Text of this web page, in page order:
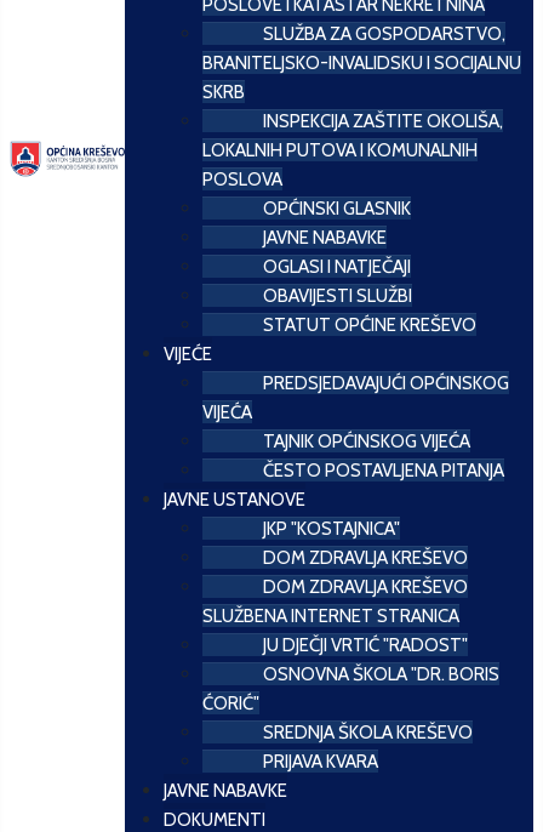
POSLOVE I KATASTAR NEKRETNINA
SLUŽBA ZA GOSPODARSTVO,
BRANITELJSKO-INVALIDSKU I SOCIJALNU
SKRB
INSPEKCIJA ZAŠTITE OKOLIŠA,
LOKALNIH PUTOVA I KOMUNALNIH
POSLOVA
OPĆINSKI GLASNIK
JAVNE NABAVKE
OGLASI I NATJEČAJI
OBAVIJESTI SLUŽBI
STATUT OPĆINE KREŠEVO
VIJEĆE
PREDSJEDAVAJUĆI OPĆINSKOG
VIJEĆA
TAJNIK OPĆINSKOG VIJEĆA
ČESTO POSTAVLJENA PITANJA
JAVNE USTANOVE
JKP "KOSTAJNICA"
DOM ZDRAVLJA KREŠEVO
DOM ZDRAVLJA KREŠEVO
SLUŽBENA INTERNET STRANICA
JU DJEČJI VRTIĆ "RADOST"
OSNOVNA ŠKOLA "DR. BORIS
ĆORIĆ"
SREDNJA ŠKOLA KREŠEVO
PRIJAVA KVARA
JAVNE NABAVKE
DOKUMENTI